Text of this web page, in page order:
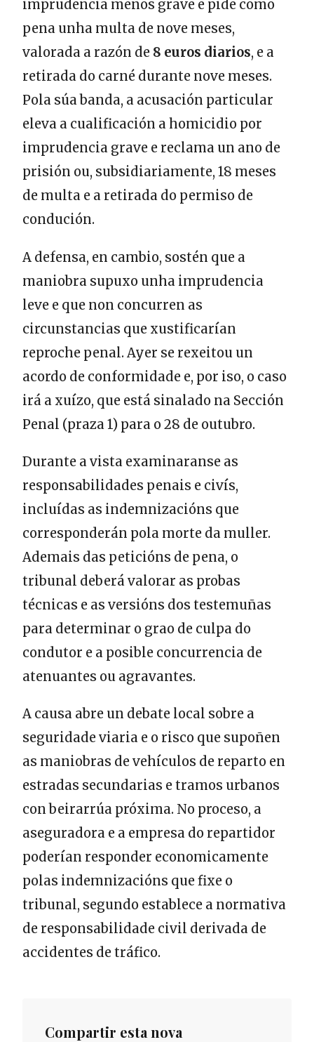
imprudencia menos grave e pide como
pena unha multa de nove meses,
valorada a razón de 8 euros diarios, e a
retirada do carné durante nove meses.
Pola súa banda, a acusación particular
eleva a cualificación a homicidio por
imprudencia grave e reclama un ano de
prisión ou, subsidiariamente, 18 meses
de multa e a retirada do permiso de
condución.
A defensa, en cambio, sostén que a
maniobra supuxo unha imprudencia
leve e que non concurren as
circunstancias que xustificarían
reproche penal. Ayer se rexeitou un
acordo de conformidade e, por iso, o caso
irá a xuízo, que está sinalado na Sección
Penal (praza 1) para o 28 de outubro.
Durante a vista examinaranse as
responsabilidades penais e civís,
incluídas as indemnizacións que
corresponderán pola morte da muller.
Ademais das peticións de pena, o
tribunal deberá valorar as probas
técnicas e as versións dos testemuñas
para determinar o grao de culpa do
condutor e a posible concurrencia de
atenuantes ou agravantes.
A causa abre un debate local sobre a
seguridade viaria e o risco que supoñen
as maniobras de vehículos de reparto en
estradas secundarias e tramos urbanos
con beirarrúa próxima. No proceso, a
aseguradora e a empresa do repartidor
poderían responder economicamente
polas indemnizacións que fixe o
tribunal, segundo establece a normativa
de responsabilidade civil derivada de
accidentes de tráfico.
Compartir esta nova